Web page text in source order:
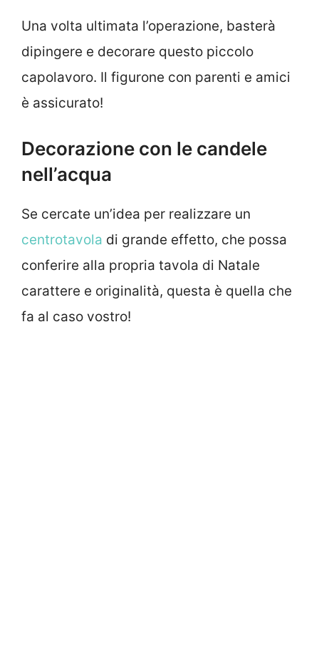
Una volta ultimata l’operazione, basterà
dipingere e decorare questo piccolo
capolavoro. Il figurone con parenti e amici
è assicurato!
Decorazione con le candele
nell’acqua
Se cercate un’idea per realizzare un
centrotavola di grande effetto, che possa
conferire alla propria tavola di Natale
carattere e originalità, questa è quella che
fa al caso vostro!